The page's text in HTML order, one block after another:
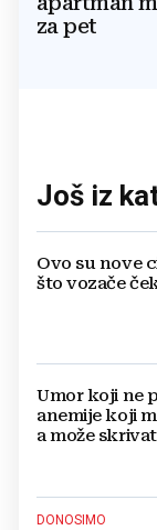
za pet
Još iz
Ovo su nove
što vozače
Umor koji ne
anemije koji
a može
DONOSIMO